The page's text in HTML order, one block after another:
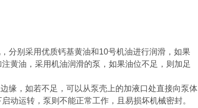
分别采用优质钙基黄油和10号机油进行润滑，如果
黄油，采用机油润滑的泵，如果油位不足，则加足
缘，如若不足，可以从泵壳上的加液口处直接向泵体
动运转，泵则不能正常工作，且易损坏机械密封。